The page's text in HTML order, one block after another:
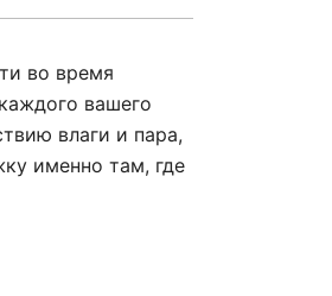
во время
вашего
влаги и пара,
именно там, где